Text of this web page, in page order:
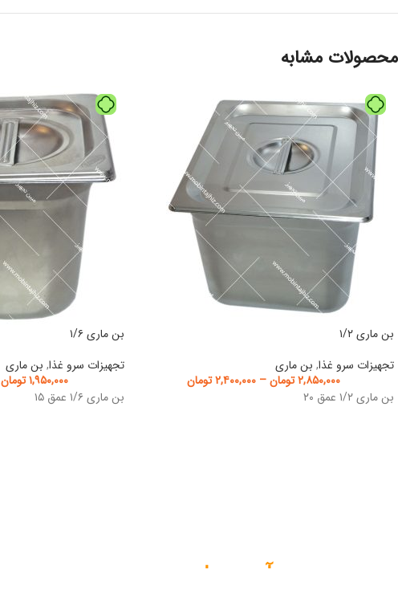
محصولات مشابه
بن ماری ۱/۲
تجهیزات سرو غذا, بن ماری
۲,۸۵۰,۰۰۰ تومان – ۲,۴۰۰,۰۰۰ تومان
بن ماری ۱/۲ عمق ۲۰
بن ماری ۱/۶
تجهیزات سرو غذا, بن ماری
۱,۹۵۰,۰۰۰تومان
بن ماری ۱/۶ عمق ۱۵
آدرس ما